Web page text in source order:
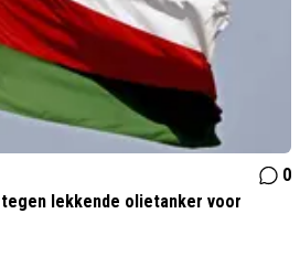
0
lekkende olietanker voor